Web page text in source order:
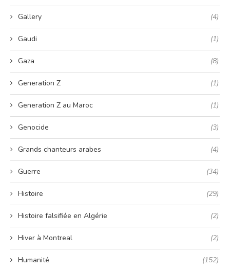
Gallery (4)
Gaudi (1)
Gaza (8)
Generation Z (1)
Generation Z au Maroc (1)
Genocide (3)
Grands chanteurs arabes (4)
Guerre (34)
Histoire (29)
Histoire falsifiée en Algérie (2)
Hiver à Montreal (2)
Humanité (152)